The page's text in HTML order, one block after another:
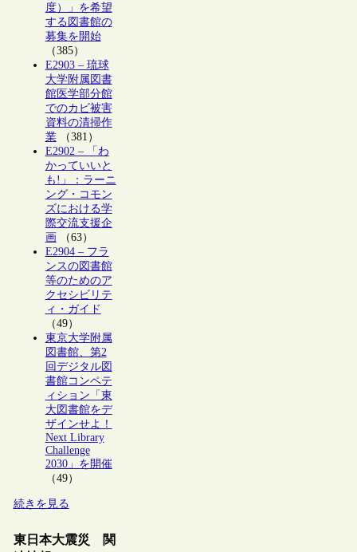
度）」を希望
する図書館の
募集を開始
（385）
E2903 – 琉球
大学附属図書
館医学部分館
でのカビ被害
資料の清掃作
業（381）
E2902 – 「わ
かっていいと
も!」：ラーニ
ング・コモン
ズにおける学
際交流支援企
画（63）
E2904 – フラ
ンスの図書館
等のためのア
クセシビリテ
ィ・ガイド
（49）
東京大学附属
図書館、第2
回デジタル図
書館コンペテ
ィション「東
大図書館をデ
ザインせよ！
Next Library
Challenge
2030」を開催
（49）
続きを見る
東日本大震災 関